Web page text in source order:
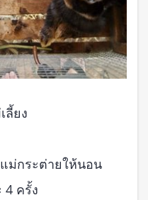
ลี้ยง
ม่กระต่ายให้นอน
4 ครั้ง